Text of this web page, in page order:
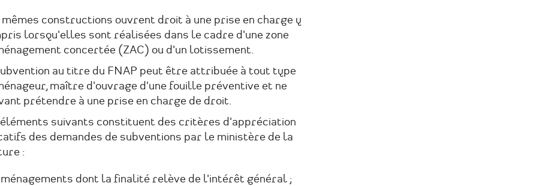
mêmes constructions ouvrent droit à une prise en charge y
lorsqu'elles sont réalisées dans le cadre d'une zone
concertée (ZAC) ou d'un lotissement.
au titre du FNAP peut être attribuée à tout type
maître d'ouvrage d'une fouille préventive et ne
prétendre à une prise en charge de droit.
éléments suivants constituent des critères d'appréciation
des demandes de subventions par le ministère de la
:
dont la finalité relève de l'intérêt général ;